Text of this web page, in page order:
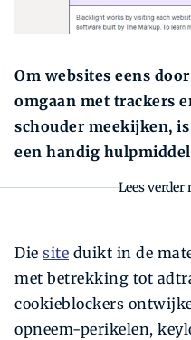
Om websites eens
omgaan met trackers
schouder meekijken,
een handig
Lees verder
Die site duikt in de
met betrekking tot
cookieblockers
opneem-perikelen,